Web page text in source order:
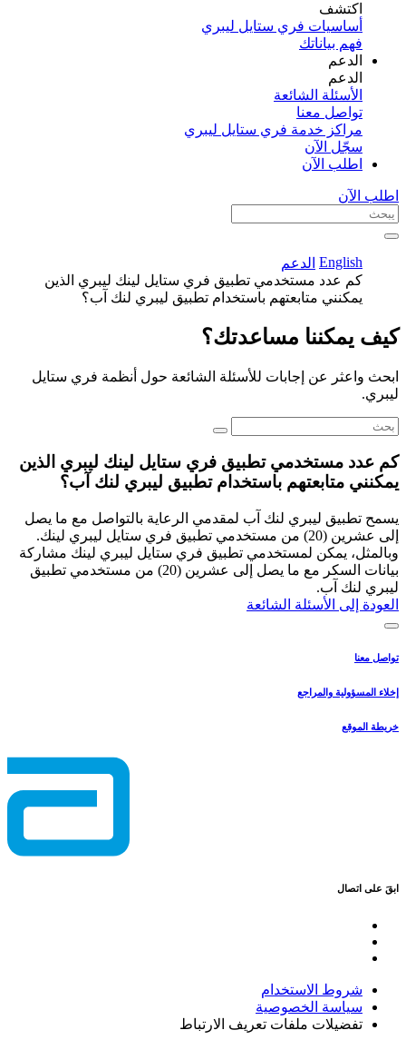
اكتشف​
أساسيات فري ستايل ليبري
فهم بياناتك
الدعم
الدعم
الأسئلة الشائعة
تواصل معنا
مراكز خدمة فري ستايل ليبري
سجّل الآن​
اطلب الآن
اطلب الآن
English الدعم
كم عدد مستخدمي تطبيق فري ستايل لينك ليبري الذين
يمكنني متابعتهم باستخدام تطبيق ليبري لنك آب؟
كيف يمكننا مساعدتك؟
ابحث واعثر عن إجابات للأسئلة الشائعة حول أنظمة فري ستايل
ليبري.
كم عدد مستخدمي تطبيق فري ستايل لينك ليبري الذين
يمكنني متابعتهم باستخدام تطبيق ليبري لنك آب؟
يسمح تطبيق ليبري لنك آب لمقدمي الرعاية بالتواصل مع ما يصل
إلى عشرين (20) من مستخدمي تطبيق فري ستايل ليبري لينك.
وبالمثل، يمكن لمستخدمي تطبيق فري ستايل ليبري لينك مشاركة
بيانات السكر مع ما يصل إلى عشرين (20) من مستخدمي تطبيق
ليبري لنك آب.
العودة إلى الأسئلة الشائعة
تواصل معنا
إخلاء المسؤولية والمراجع
خريطة الموقع
ابقَ على اتصال
شروط الاستخدام
سياسة الخصوصية
تفضيلات ملفات تعريف الارتباط